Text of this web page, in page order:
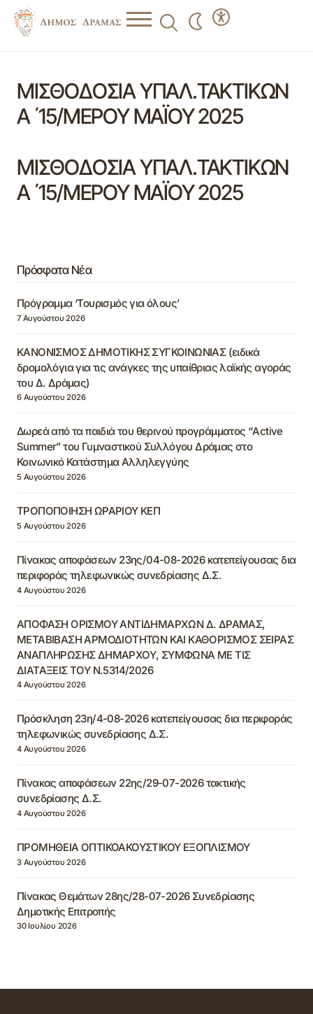
ΜΙΣΘΟΔΟΣΙΑ ΥΠΑΛ.ΤΑΚΤΙΚΩΝ
Α ΄15/ΜΕΡΟΥ ΜΑΪΟΥ 2025
ΜΙΣΘΟΔΟΣΙΑ ΥΠΑΛ.ΤΑΚΤΙΚΩΝ
Α ΄15/ΜΕΡΟΥ ΜΑΪΟΥ 2025
Πρόσφατα Νέα
Πρόγραμμα ‘Τουρισμός για όλους’
7 Αυγούστου 2026
ΚΑΝΟΝΙΣΜΟΣ ΔΗΜΟΤΙΚΗΣ ΣΥΓΚΟΙΝΩΝΙΑΣ (ειδικά
δρομολόγια για τις ανάγκες της υπαίθριας λαϊκής αγοράς
του Δ. Δράμας)
6 Αυγούστου 2026
Δωρεά από τα παιδιά του θερινού προγράμματος “Active
Summer” του Γυμναστικού Συλλόγου Δράμας στο
Κοινωνικό Κατάστημα Αλληλεγγύης
5 Αυγούστου 2026
ΤΡΟΠΟΠΟΙΗΣΗ ΩΡΑΡΙΟΥ ΚΕΠ
5 Αυγούστου 2026
Πίνακας αποφάσεων 23ης/04-08-2026 κατεπείγουσας δια
περιφοράς τηλεφωνικώς συνεδρίασης Δ.Σ.
4 Αυγούστου 2026
ΑΠΟΦΑΣΗ ΟΡΙΣΜΟΥ ΑΝΤΙΔΗΜΑΡΧΩΝ Δ. ΔΡΑΜΑΣ,
ΜΕΤΑΒΙΒΑΣΗ ΑΡΜΟΔΙΟΤΗΤΩΝ ΚΑΙ ΚΑΘΟΡΙΣΜΟΣ ΣΕΙΡΑΣ
ΑΝΑΠΛΗΡΩΣΗΣ ΔΗΜΑΡΧΟΥ, ΣΥΜΦΩΝΑ ΜΕ ΤΙΣ
ΔΙΑΤΑΞΕΙΣ ΤΟΥ Ν.5314/2026
4 Αυγούστου 2026
Πρόσκληση 23η/4-08-2026 κατεπείγουσας δια περιφοράς
τηλεφωνικώς συνεδρίασης Δ.Σ.
4 Αυγούστου 2026
Πίνακας αποφάσεων 22ης/29-07-2026 τακτικής
συνεδρίασης Δ.Σ.
4 Αυγούστου 2026
ΠΡΟΜΗΘΕΙΑ ΟΠΤΙΚΟΑΚΟΥΣΤΙΚΟΥ ΕΞΟΠΛΙΣΜΟΥ
3 Αυγούστου 2026
Πίνακας Θεμάτων 28ης/28-07-2026 Συνεδρίασης
Δημοτικής Επιτροπής
30 Ιουλίου 2026